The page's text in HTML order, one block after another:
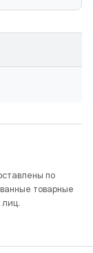
по
товарные